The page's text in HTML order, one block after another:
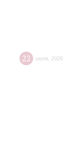
22 июля 2026